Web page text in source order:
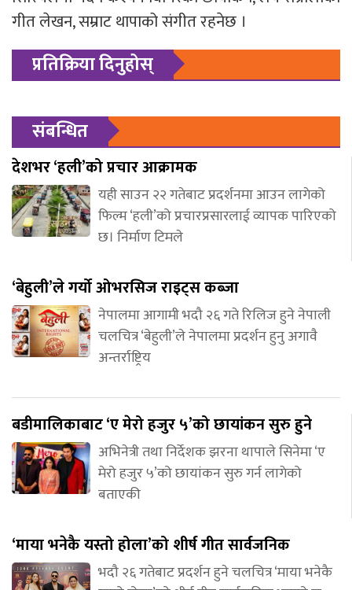
गीत लेखन, सम्राट थापाको संगीत रहनेछ ।
प्रतिक्रिया दिनुहोस्
संबन्धित
देशभर ‘हली’को प्रचार आक्रामक
यही साउन २२ गतेबाट प्रदर्शनमा आउन लागेको
फिल्म ‘हली’को प्रचारप्रसारलाई व्यापक पारिएको
छ। निर्माण टिमले
‘बेहुली’ले गर्यो ओभरसिज राइट्स कब्जा
नेपालमा आगामी भदौ २६ गते रिलिज हुने नेपाली
चलचित्र ‘बेहुली’ले नेपालमा प्रदर्शन हुनु अगावै
अन्तर्राष्ट्रिय
बडीमालिकाबाट ‘ए मेरो हजुर ५’को छायांकन सुरु हुने
अभिनेत्री तथा निर्देशक झरना थापाले सिनेमा ‘ए
मेरो हजुर ५’को छायांकन सुरु गर्न लागेको
बताएकी
‘माया भनेकै यस्तो होला’को शीर्ष गीत सार्वजनिक
भदौ २६ गतेबाट प्रदर्शन हुने चलचित्र ‘माया भनेकै